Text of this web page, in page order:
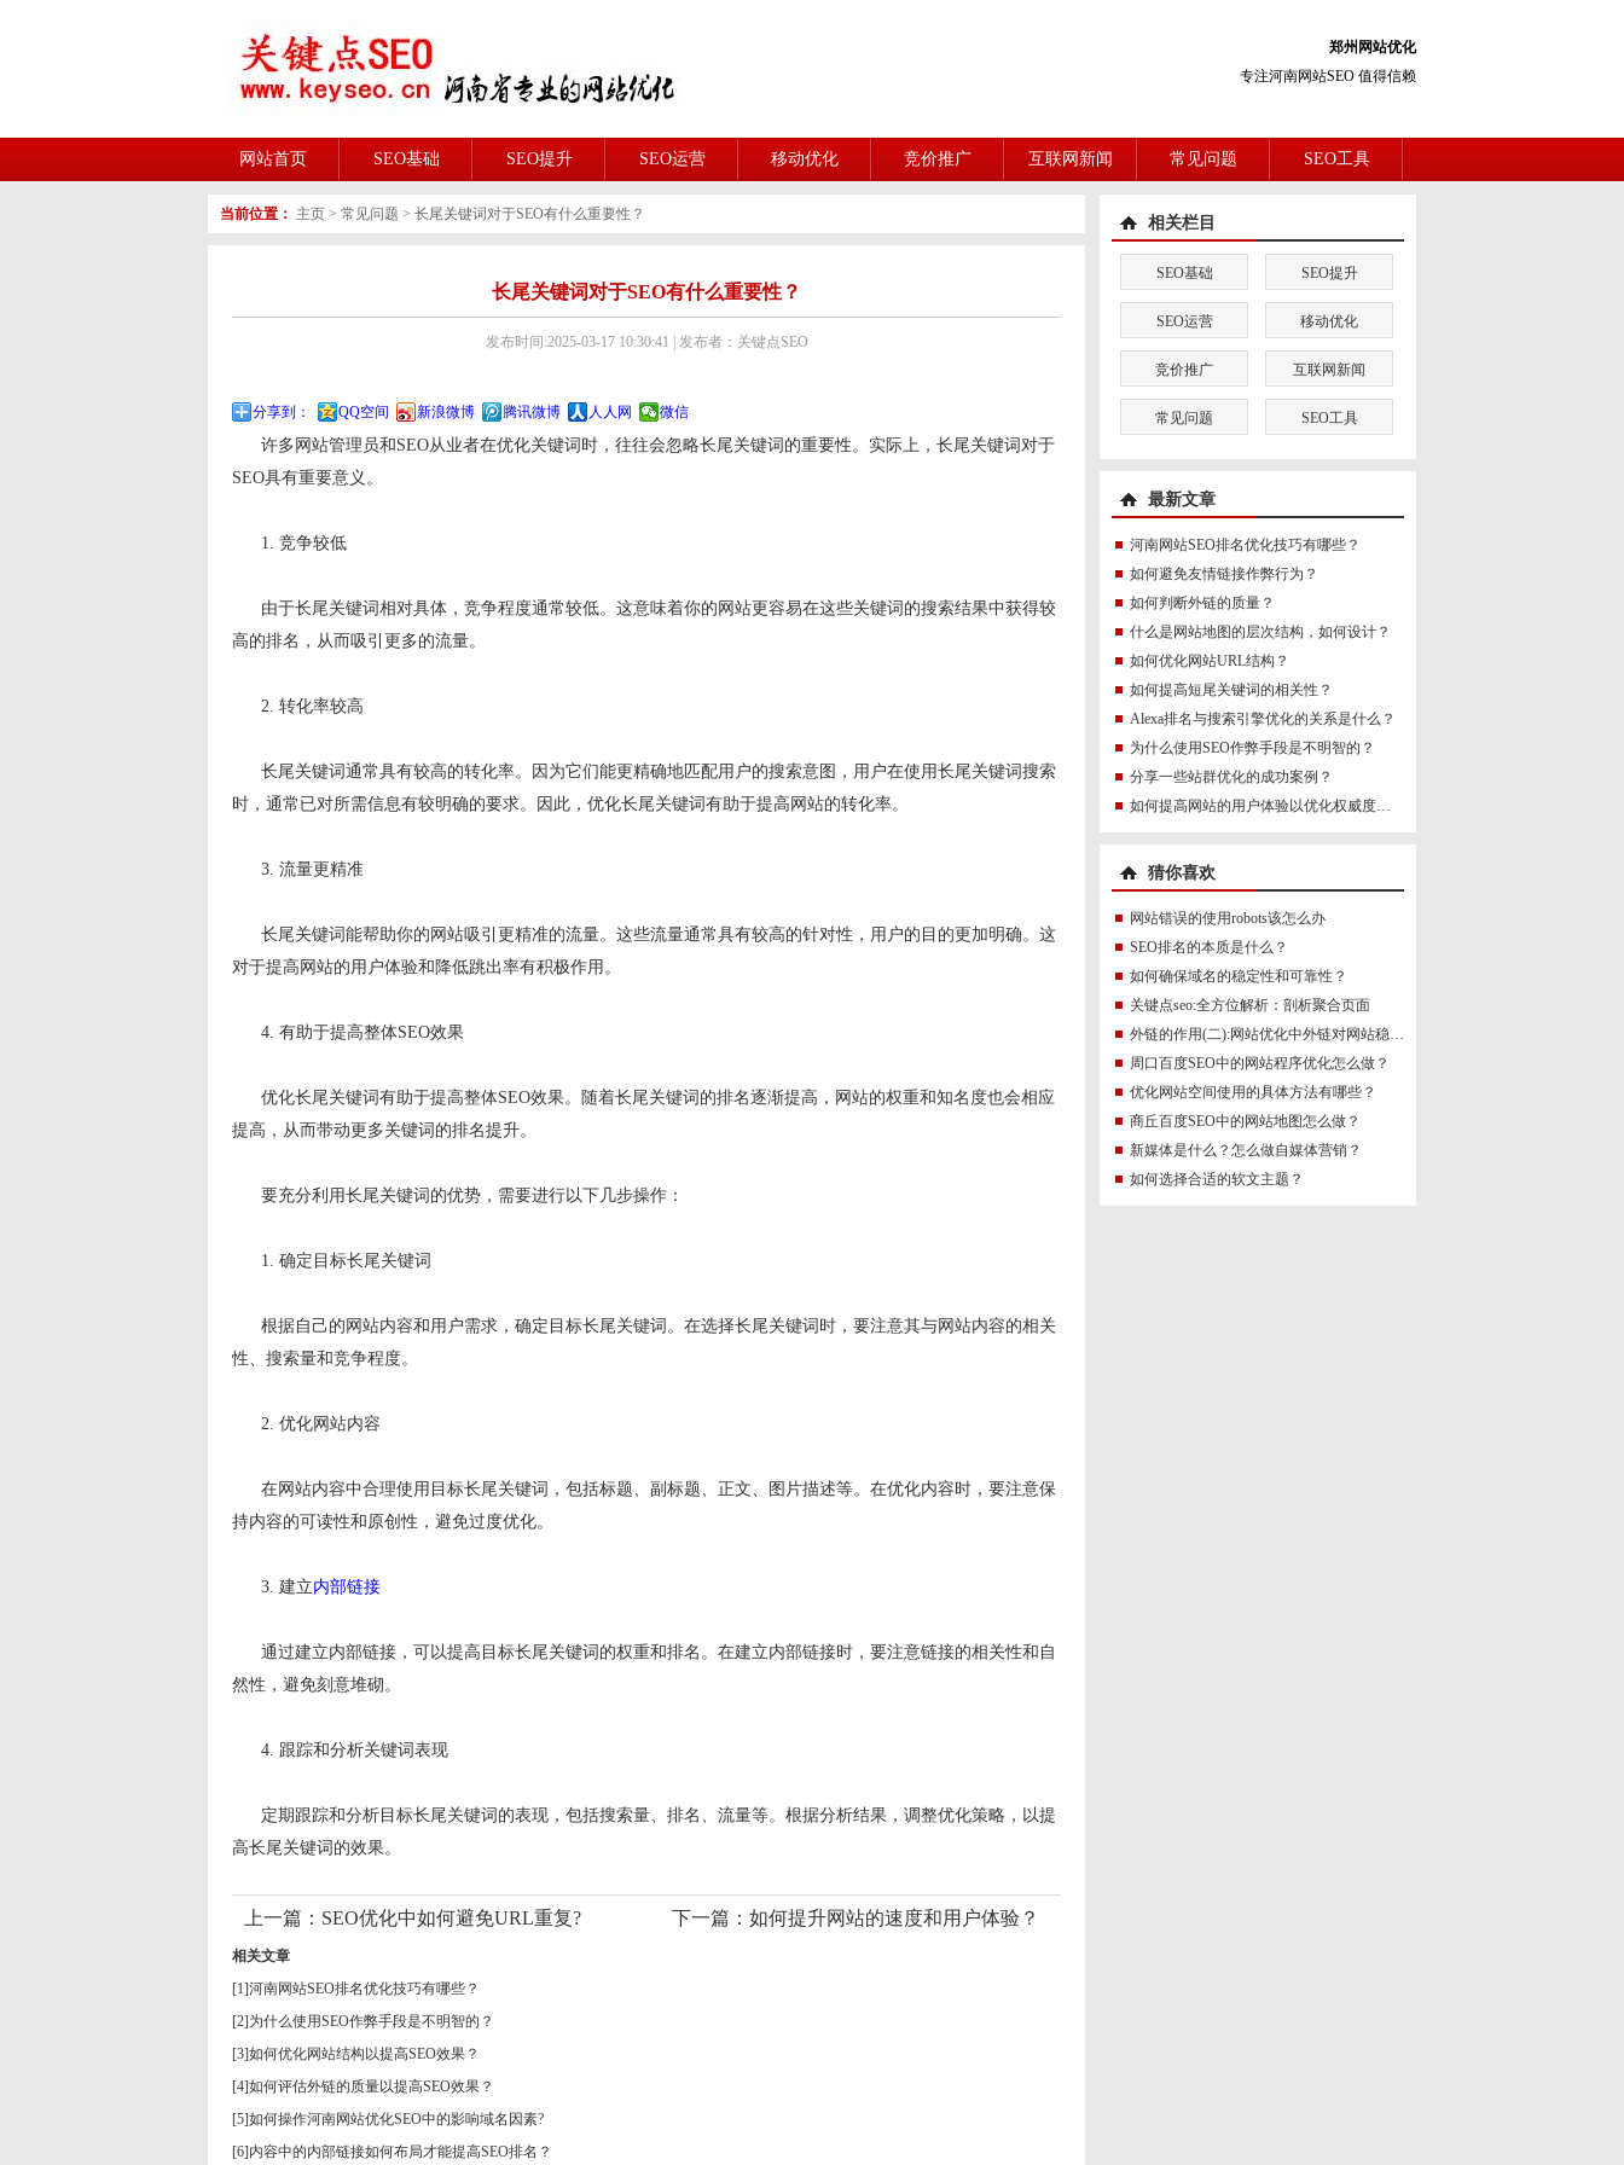
郑州网站优化
专注河南网站SEO 值得信赖
网站首页 SEO基础 SEO提升 SEO运营 移动优化 竞价推广 互联网新闻 常见问题 SEO工具
当前位置： 主页 > 常见问题 > 长尾关键词对于SEO有什么重要性？
长尾关键词对于SEO有什么重要性？
发布时间:2025-03-17 10:30:41 | 发布者：关键点SEO
分享到： QQ空间 新浪微博 腾讯微博 人人网 微信
许多网站管理员和SEO从业者在优化关键词时，往往会忽略长尾关键词的重要性。实际上，长尾关键词对于
SEO具有重要意义。
1. 竞争较低
由于长尾关键词相对具体，竞争程度通常较低。这意味着你的网站更容易在这些关键词的搜索结果中获得较
高的排名，从而吸引更多的流量。
2. 转化率较高
长尾关键词通常具有较高的转化率。因为它们能更精确地匹配用户的搜索意图，用户在使用长尾关键词搜索
时，通常已对所需信息有较明确的要求。因此，优化长尾关键词有助于提高网站的转化率。
3. 流量更精准
长尾关键词能帮助你的网站吸引更精准的流量。这些流量通常具有较高的针对性，用户的目的更加明确。这
对于提高网站的用户体验和降低跳出率有积极作用。
4. 有助于提高整体SEO效果
优化长尾关键词有助于提高整体SEO效果。随着长尾关键词的排名逐渐提高，网站的权重和知名度也会相应
提高，从而带动更多关键词的排名提升。
要充分利用长尾关键词的优势，需要进行以下几步操作：
1. 确定目标长尾关键词
根据自己的网站内容和用户需求，确定目标长尾关键词。在选择长尾关键词时，要注意其与网站内容的相关
性、搜索量和竞争程度。
2. 优化网站内容
在网站内容中合理使用目标长尾关键词，包括标题、副标题、正文、图片描述等。在优化内容时，要注意保
持内容的可读性和原创性，避免过度优化。
3. 建立内部链接
通过建立内部链接，可以提高目标长尾关键词的权重和排名。在建立内部链接时，要注意链接的相关性和自
然性，避免刻意堆砌。
4. 跟踪和分析关键词表现
定期跟踪和分析目标长尾关键词的表现，包括搜索量、排名、流量等。根据分析结果，调整优化策略，以提
高长尾关键词的效果。
上一篇： SEO优化中如何避免URL重复? 下一篇： 如何提升网站的速度和用户体验？
相关文章
[1]河南网站SEO排名优化技巧有哪些？
[2]为什么使用SEO作弊手段是不明智的？
[3]如何优化网站结构以提高SEO效果？
[4]如何评估外链的质量以提高SEO效果？
[5]如何操作河南网站优化SEO中的影响域名因素?
[6]内容中的内部链接如何布局才能提高SEO排名？
相关栏目
SEO基础 SEO提升
SEO运营 移动优化
竞价推广 互联网新闻
常见问题 SEO工具
最新文章
河南网站SEO排名优化技巧有哪些？
如何避免友情链接作弊行为？
如何判断外链的质量？
什么是网站地图的层次结构，如何设计？
如何优化网站URL结构？
如何提高短尾关键词的相关性？
Alexa排名与搜索引擎优化的关系是什么？
为什么使用SEO作弊手段是不明智的？
分享一些站群优化的成功案例？
如何提高网站的用户体验以优化权威度讯号？
猜你喜欢
网站错误的使用robots该怎么办
SEO排名的本质是什么？
如何确保域名的稳定性和可靠性？
关键点seo:全方位解析：剖析聚合页面
外链的作用(二):网站优化中外链对网站稳定性的作用研究
周口百度SEO中的网站程序优化怎么做？
优化网站空间使用的具体方法有哪些？
商丘百度SEO中的网站地图怎么做？
新媒体是什么？怎么做自媒体营销？
如何选择合适的软文主题？